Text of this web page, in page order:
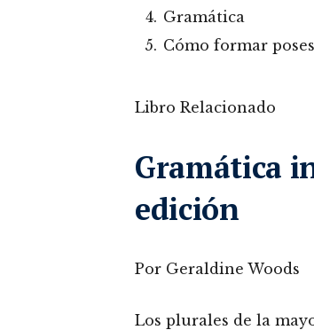
Gramática
Cómo formar
Libro Relacionado
Gramática
edición
Por Geraldine Woods
Los plurales de la